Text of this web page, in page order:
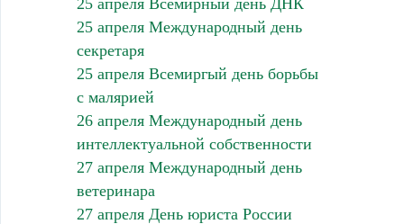
25 апреля Всемирный день ДНК
25 апреля Международный день
секретаря
25 апреля Всемиргый день борьбы
с малярией
26 апреля Международный день
интеллектуальной собственности
27 апреля Международный день
ветеринара
27 апреля День юриста России